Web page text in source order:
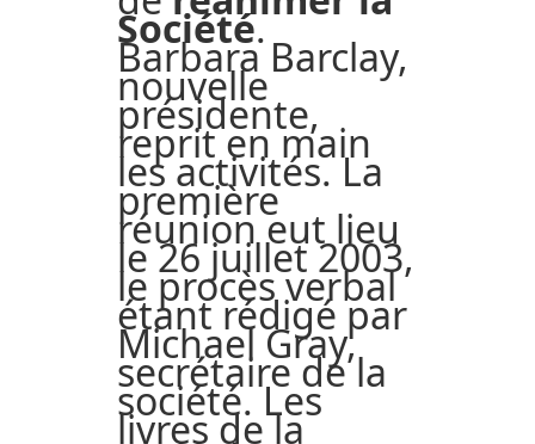
Société.
Barbara Barclay,
nouvelle
présidente,
reprit en main
les activités. La
première
réunion eut lieu
le 26 juillet 2003,
le procès verbal
étant rédigé par
Michael Gray,
secrétaire de la
société. Les
livres de la